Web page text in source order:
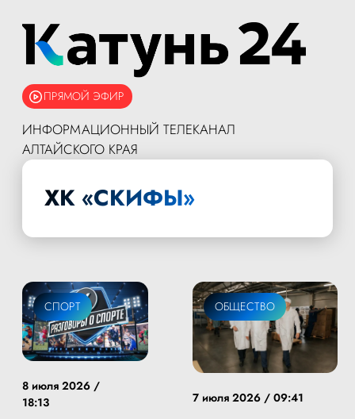
ПРЯМОЙ ЭФИР
ИНФОРМАЦИОННЫЙ ТЕЛЕКАНАЛ
АЛТАЙСКОГО КРАЯ
ХК «СКИФЫ»
СПОРТ
8 июля 2026 /
18:13
ОБЩЕСТВО
7 июля 2026 / 09:41